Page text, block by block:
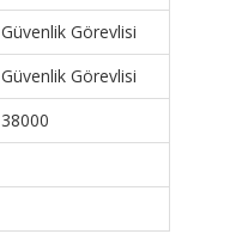
Güvenlik Görevlisi
Güvenlik Görevlisi
38000